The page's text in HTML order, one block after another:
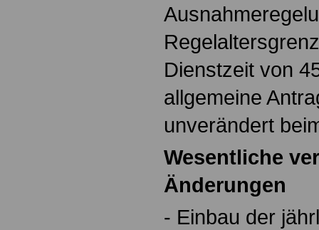
Dienstzeit von
allgemeine
unverändert
Wesentliche
Änderungen
- Einbau der